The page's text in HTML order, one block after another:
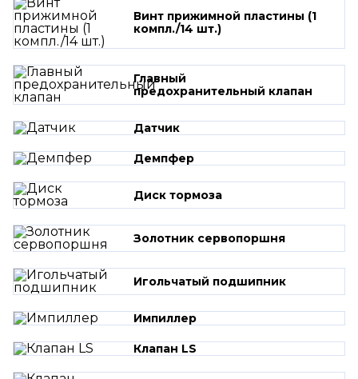
Винт прижимной пластины (1
компл./14 шт.)
Главный
предохранительный клапан
Датчик
Демпфер
Диск тормоза
Золотник сервопоршня
Игольчатый подшипник
Импиллер
Клапан LS